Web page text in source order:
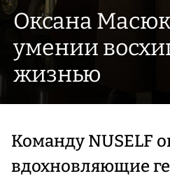
Оксана
умении
жизнью
Команду NUSELF
вдохновляющие